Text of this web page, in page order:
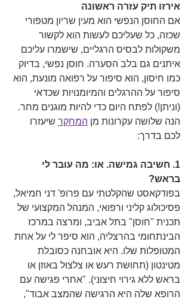
אירזו תיק עזרה ראשונה
אם החוסן הנפשי הוא מעין שריון מטפורי
שכזה, כל שעליכם לעשות הוא לקשור
משקולות לבסיס הרגליים, שישמרו עליכם
איתנים גם בלב הסערה. חוסן נפשי, בדיוק
כמו חיסון, הוא סיפור על רפואה מונעת, הוא
סיפור על ההרגלים והמיומנויות שכדאי
(וניתן!) לפתח היום כדי להיות מוגנים מחר.
הנה שלושה עקרונות מן המחקר שיעזרו
לכם בדרך:
1. חשיבה גמישה. או: מה עובר לי
בראש?
בפודקאסט שהקלטתי עם פרופ' דני חמיאל,
פסיכולוג קליני ורפואי, המנהל המקצועי של
תכנית "חוסן" בתל אביב, ומרצה במרכז
הבינתחומי בהרצליה, הוא סיפר לי על אחת
המטופלות שלו. היא אובחנה כסובלת
מטינטון (תחושת רעש או צלצול באוזן או
בראש ללא גירוי חיצוני). "אחרי פגישה עם
הרופא שלה היא הרגישה שהמצב אבוד",